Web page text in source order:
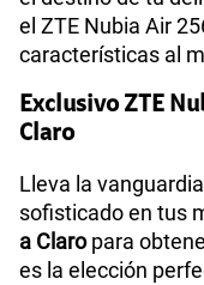
el ZTE Nubia Air
características al
Exclusivo ZTE
Claro
Lleva la
sofisticado en tus
a Claropara
es la elección